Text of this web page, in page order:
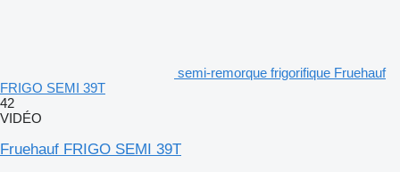
semi-remorque frigorifique Fruehauf
FRIGO SEMI 39T
42
VIDÉO
Fruehauf FRIGO SEMI 39T